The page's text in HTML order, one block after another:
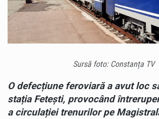
Sursă foto: Constanța TV
O defecțiune feroviară a avut loc
stația Fetești, provocând
a circulației trenurilor pe